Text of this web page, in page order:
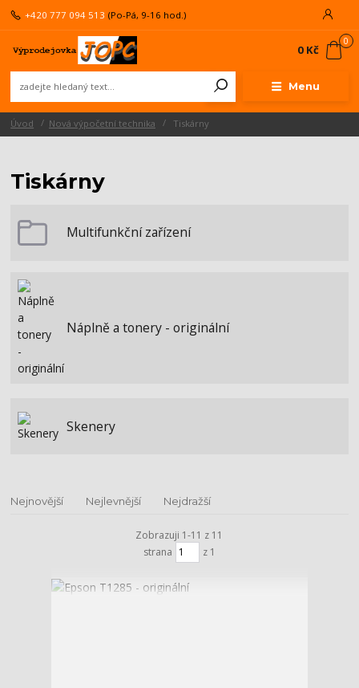
Menu
+420 777 094 513 (Po-Pá, 9-16 hod.)
0
0 Kč
Úvod Nová výpočetní technika Tiskárny
Tiskárny
Multifunkční zařízení
Náplně a tonery - originální
Skenery
Nejnovější Nejlevnější Nejdražší
Zobrazuji 1-11 z 11
strana
z 1